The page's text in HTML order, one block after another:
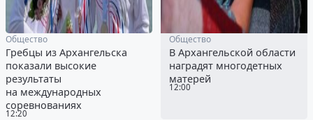
12:20
Общество
Гребцы из Архангельска
показали высокие
результаты
на международных
соревнованиях
12:00
Общество
В Архангельской области
наградят многодетных
матерей